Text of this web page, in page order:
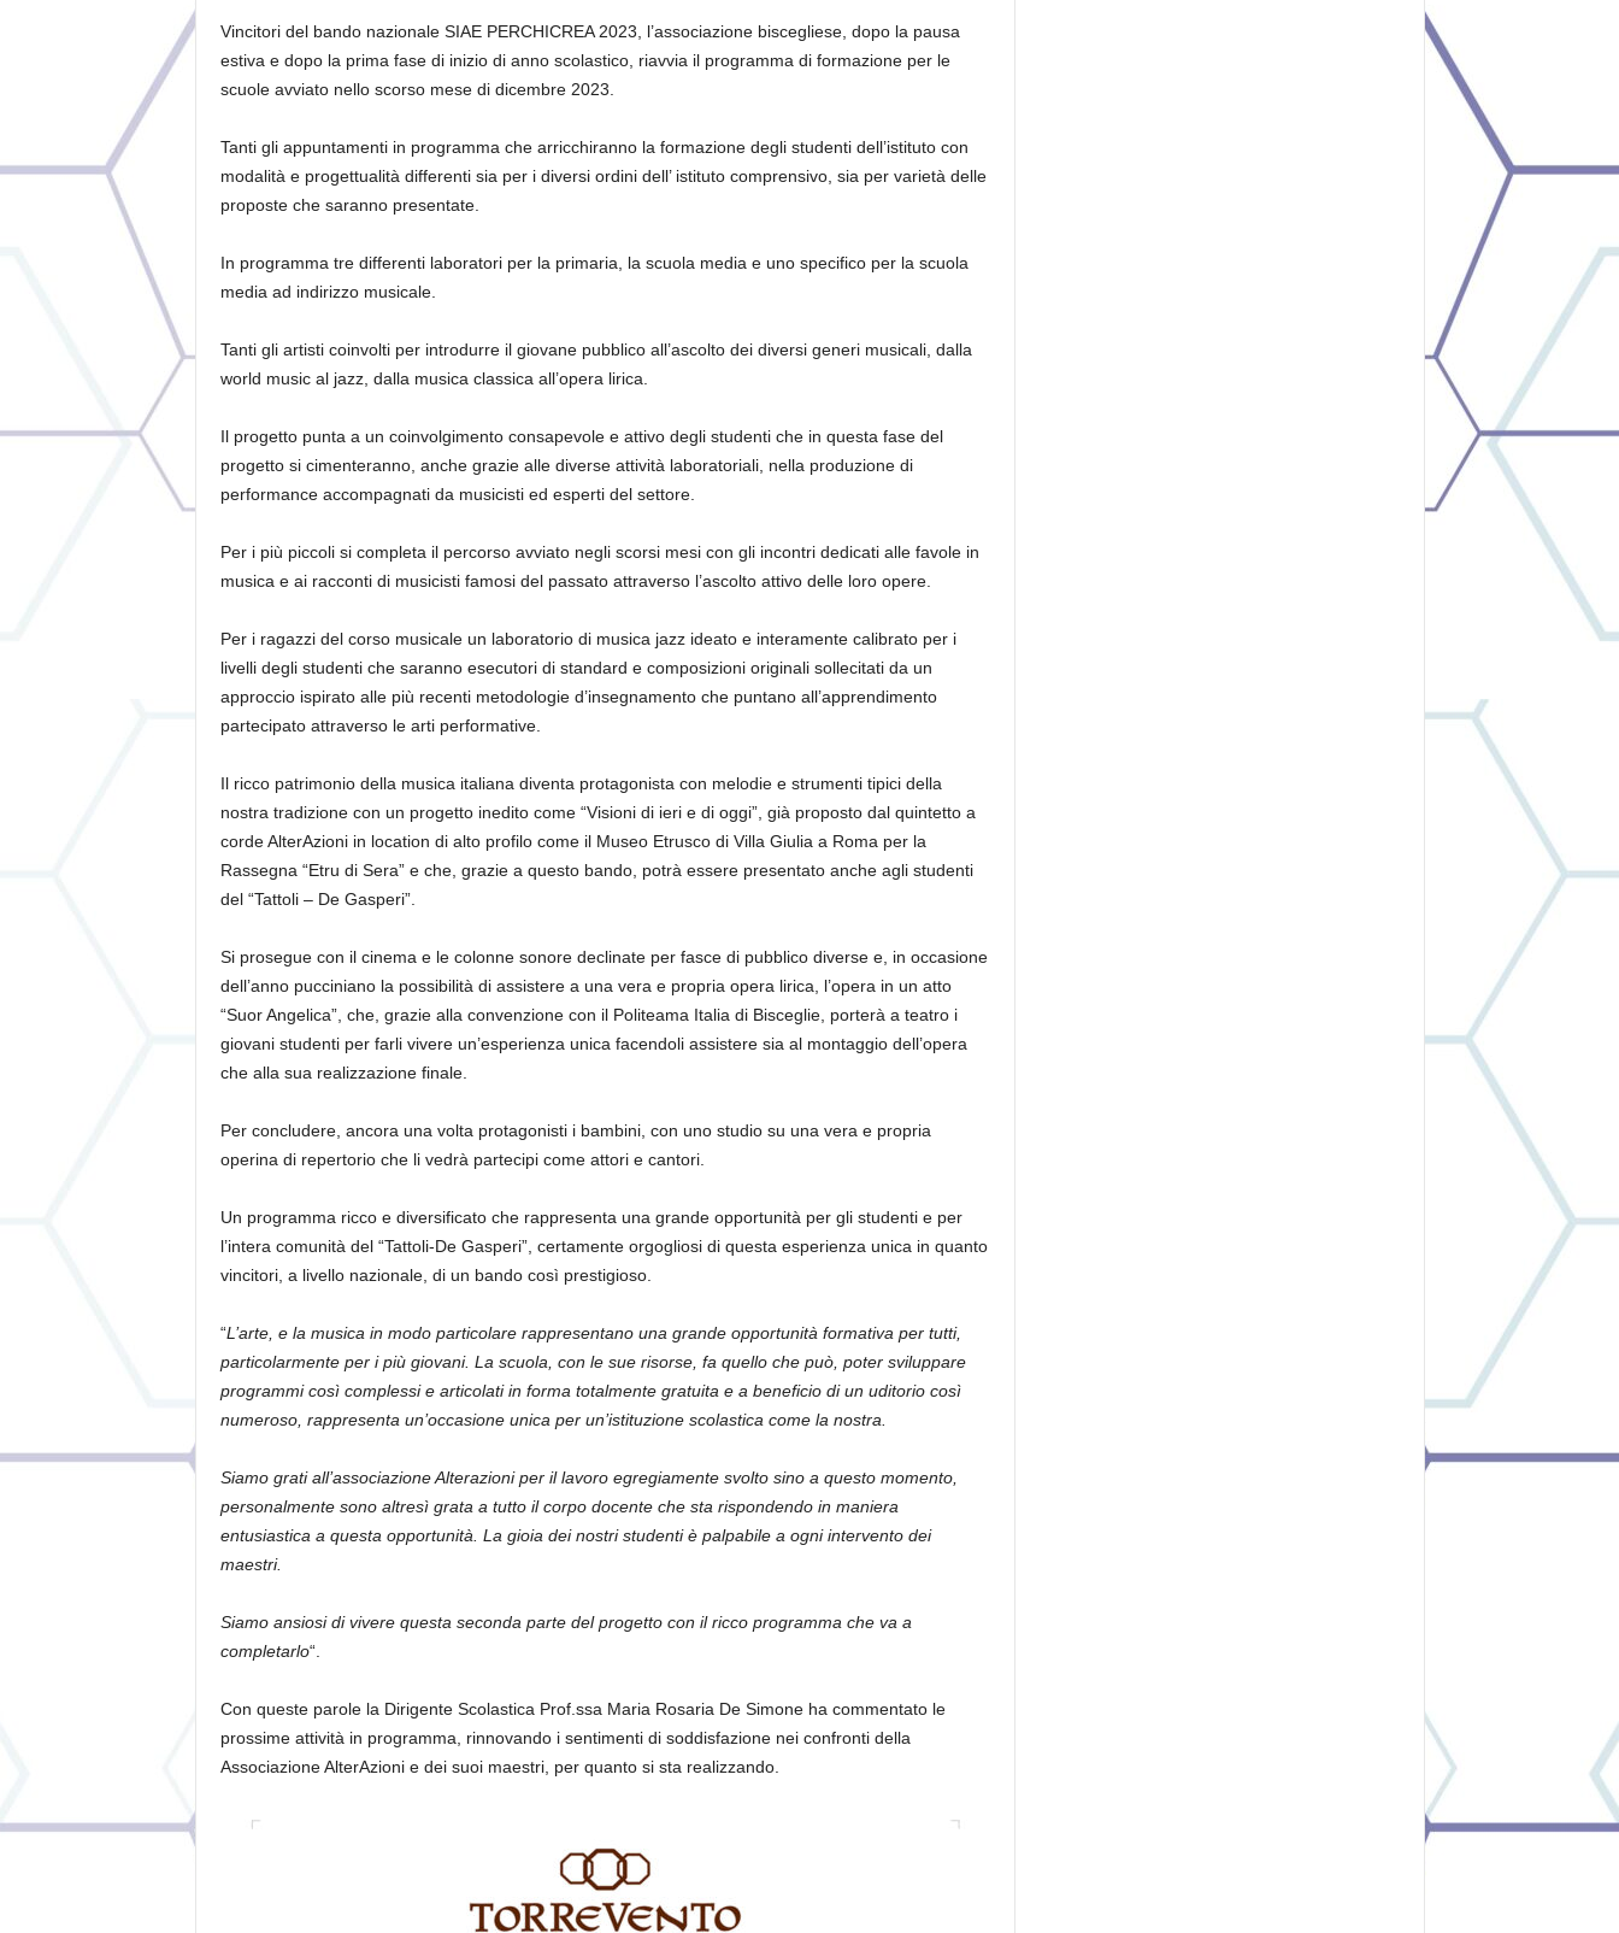
Vincitori del bando nazionale SIAE PERCHICREA 2023 , l’associazione biscegliese, dopo la pausa
estiva e dopo la prima fase di inizio di anno scolastico, riavvia il programma di formazione per le
scuole avviato nello scorso mese di dicembre 2023.
Tanti gli appuntamenti in programma che arricchiranno la formazione degli studenti dell’istituto con
modalità e progettualità differenti sia per i diversi ordini dell’ istituto comprensivo, sia per varietà delle
proposte che saranno presentate.
In programma tre differenti laboratori per la primaria, la scuola media e uno specifico per la scuola
media ad indirizzo musicale.
Tanti gli artisti coinvolti per introdurre il giovane pubblico all’ascolto dei diversi generi musicali, dalla
world music al jazz, dalla musica classica all’opera lirica.
Il progetto punta a un coinvolgimento consapevole e attivo degli studenti che in questa fase del
progetto si cimenteranno, anche grazie alle diverse attività laboratoriali, nella produzione di
performance accompagnati da musicisti ed esperti del settore.
Per i più piccoli si completa il percorso avviato negli scorsi mesi con gli incontri dedicati alle favole in
musica e ai racconti di musicisti famosi del passato attraverso l’ascolto attivo delle loro opere.
Per i ragazzi del corso musicale un laboratorio di musica jazz ideato e interamente calibrato per i
livelli degli studenti che saranno esecutori di standard e composizioni originali sollecitati da un
approccio ispirato alle più recenti metodologie d’insegnamento che puntano all’apprendimento
partecipato attraverso le arti performative.
Il ricco patrimonio della musica italiana diventa protagonista con melodie e strumenti tipici della
nostra tradizione con un progetto inedito come “Visioni di ieri e di oggi”, già proposto dal quintetto a
corde AlterAzioni in location di alto profilo come il Museo Etrusco di Villa Giulia a Roma per la
Rassegna “Etru di Sera” e che, grazie a questo bando, potrà essere presentato anche agli studenti
del “Tattoli – De Gasperi”.
Si prosegue con il cinema e le colonne sonore declinate per fasce di pubblico diverse e, in occasione
dell’anno pucciniano la possibilità di assistere a una vera e propria opera lirica, l’opera in un atto
“Suor Angelica”, che, grazie alla convenzione con il Politeama Italia di Bisceglie, porterà a teatro i
giovani studenti per farli vivere un’esperienza unica facendoli assistere sia al montaggio dell’opera
che alla sua realizzazione finale.
Per concludere, ancora una volta protagonisti i bambini, con uno studio su una vera e propria
operina di repertorio che li vedrà partecipi come attori e cantori.
Un programma ricco e diversificato che rappresenta una grande opportunità per gli studenti e per
l’intera comunità del “Tattoli-De Gasperi”, certamente orgogliosi di questa esperienza unica in quanto
vincitori, a livello nazionale, di un bando così prestigioso.
“L’arte, e la musica in modo particolare rappresentano una grande opportunità formativa per tutti,
particolarmente per i più giovani. La scuola, con le sue risorse, fa quello che può, poter sviluppare
programmi così complessi e articolati in forma totalmente gratuita e a beneficio di un uditorio così
numeroso, rappresenta un’occasione unica per un’istituzione scolastica come la nostra.
Siamo grati all’associazione Alterazioni per il lavoro egregiamente svolto sino a questo momento,
personalmente sono altresì grata a tutto il corpo docente che sta rispondendo in maniera
entusiastica a questa opportunità . La gioia dei nostri studentiè palpabile a ogni intervento dei
maestri.
Siamo ansiosi di vivere questa seconda parte del progetto con il ricco programma che va a
completarlo“.
Con queste parole la Dirigente Scolastica Prof.ssa Maria Rosaria De Simone ha commentato le
prossime attività in programma, rinnovando i sentimenti di soddisfazione nei confronti della
Associazione AlterAzioni e dei suoi maestri, per quanto si sta realizzando.